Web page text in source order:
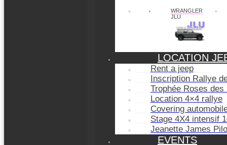
WRANGLER
JLU
LOCATION
Rent a jeep
Inscription Rallye
Trophée Roses des
Location 4×4 rallye
Covering
Stage 4X4 intensif
Jeanette James
EVENTS